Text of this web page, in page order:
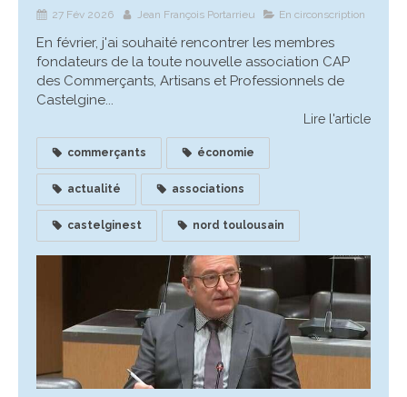
27 Fév 2026 Jean François Portarrieu En circonscription
En février, j'ai souhaité rencontrer les membres
fondateurs de la toute nouvelle association CAP
des Commerçants, Artisans et Professionnels de
Castelgine...
Lire l'article
commerçants économie
actualité associations
castelginest nord toulousain